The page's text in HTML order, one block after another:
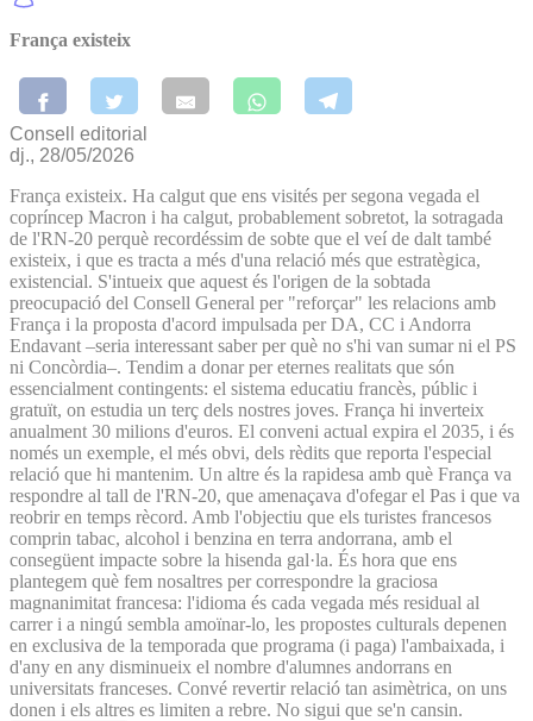
França existeix
Consell editorial
dj., 28/05/2026
França existeix. Ha calgut que ens visités per segona vegada el
copríncep Macron i ha calgut, probablement sobretot, la sotragada
de l'RN-20 perquè recordéssim de sobte que el veí de dalt també
existeix, i que es tracta a més d'una relació més que estratègica,
existencial. S'intueix que aquest és l'origen de la sobtada
preocupació del Consell General per "reforçar" les relacions amb
França i la proposta d'acord impulsada per DA, CC i Andorra
Endavant –seria interessant saber per què no s'hi van sumar ni el PS
ni Concòrdia–. Tendim a donar per eternes realitats que són
essencialment contingents: el sistema educatiu francès, públic i
gratuït, on estudia un terç dels nostres joves. França hi inverteix
anualment 30 milions d'euros. El conveni actual expira el 2035, i és
només un exemple, el més obvi, dels rèdits que reporta l'especial
relació que hi mantenim. Un altre és la rapidesa amb què França va
respondre al tall de l'RN-20, que amenaçava d'ofegar el Pas i que va
reobrir en temps rècord. Amb l'objectiu que els turistes francesos
comprin tabac, alcohol i benzina en terra andorrana, amb el
consegüent impacte sobre la hisenda gal·la. És hora que ens
plantegem què fem nosaltres per correspondre la graciosa
magnanimitat francesa: l'idioma és cada vegada més residual al
carrer i a ningú sembla amoïnar-lo, les propostes culturals depenen
en exclusiva de la temporada que programa (i paga) l'ambaixada, i
d'any en any disminueix el nombre d'alumnes andorrans en
universitats franceses. Convé revertir relació tan asimètrica, on uns
donen i els altres es limiten a rebre. No sigui que se'n cansin.